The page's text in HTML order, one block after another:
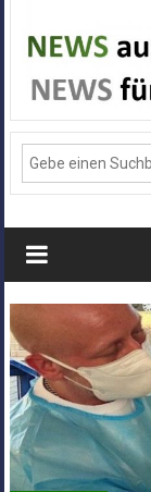
Alle
News
aus
Deiner
Stadt
Monheim